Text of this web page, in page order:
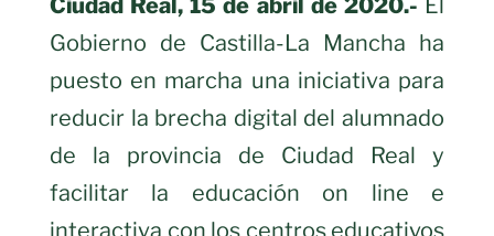
Ciudad Real, 15 de abril de 2020.- El
Gobierno de Castilla-La Mancha ha
puesto en marcha una iniciativa para
reducir la brecha digital del alumnado
de la provincia de Ciudad Real y
facilitar la educación on line e
interactiva con los centros educativos